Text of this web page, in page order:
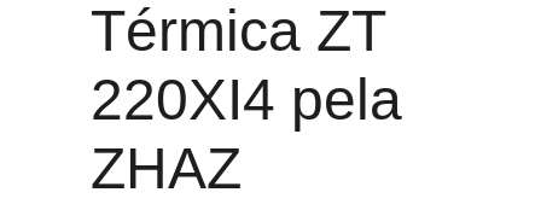
Térmica ZT
220XI4 pela
ZHAZ